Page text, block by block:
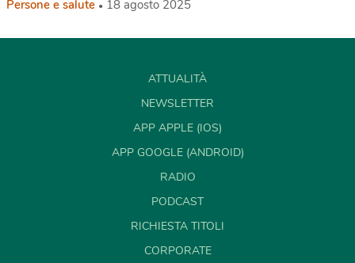
Persone e salute 18 agosto 2025
ATTUALITÀ
NEWSLETTER
APP APPLE (IOS)
APP GOOGLE (ANDROID)
RADIO
PODCAST
RICHIESTA TITOLI
CORPORATE